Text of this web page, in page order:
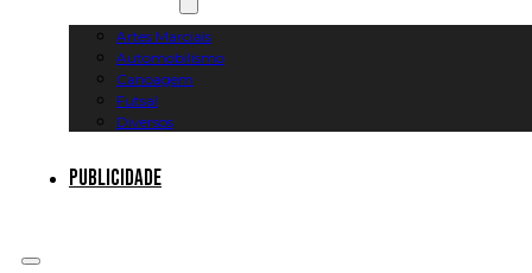
Artes Marciais
Automobilismo
Canoagem
Futsal
Diversos
Publicidade